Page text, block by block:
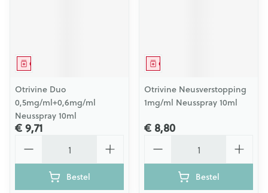
Geneesmiddel
Otrivine Duo
0,5mg/ml+0,6mg/ml
Neusspray 10ml
€ 9,71
Bestel
Geneesmiddel
Otrivine Neusverstopping
1mg/ml Neusspray 10ml
€ 8,80
Bestel